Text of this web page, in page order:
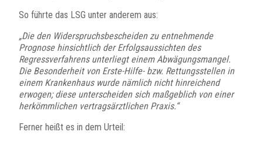
So führte das LSG unter anderem aus:
„Die den Widerspruchsbescheiden zu entnehmende
Prognose hinsichtlich der Erfolgsaussichten des
Regressverfahrens unterliegt einem Abwägungsmangel.
Die Besonderheit von Erste-Hilfe- bzw. Rettungsstellen in
einem Krankenhaus wurde nämlich nicht hinreichend
erwogen; diese unterscheiden sich maßgeblich von einer
herkömmlichen vertragsärztlichen Praxis.“
Ferner heißt es in dem Urteil: